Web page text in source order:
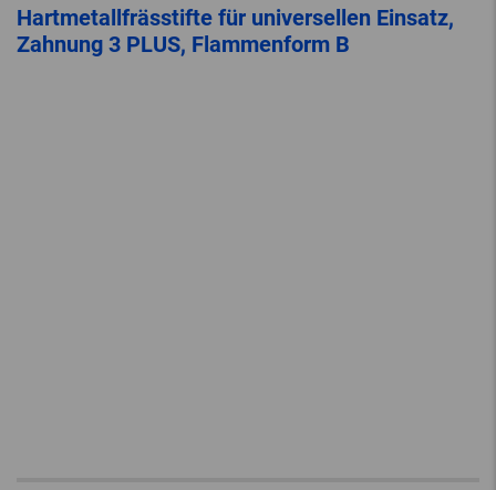
Hartmetallfrässtifte für universellen Einsatz,
Zahnung 3 PLUS, Flammenform B